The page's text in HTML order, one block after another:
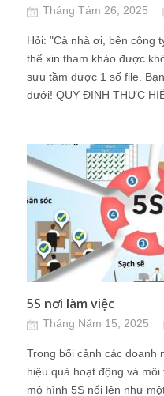
Tháng Tám 26, 2025
Hỏi: "Cả nhà ơi, bên công
thể xin tham khảo được
sưu tầm được 1 số file.
dưới! QUY ĐỊNH THỰC
5S nơi làm việc
Tháng Năm 15, 2025
Trong bối cảnh các doanh
hiệu quả hoạt động và
mô hình 5S nổi lên như